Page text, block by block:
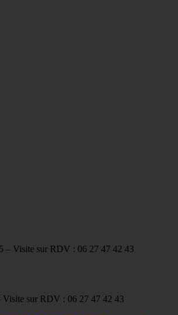
– Visite sur RDV : 06 27 47 42 43
Visite sur RDV : 06 27 47 42 43